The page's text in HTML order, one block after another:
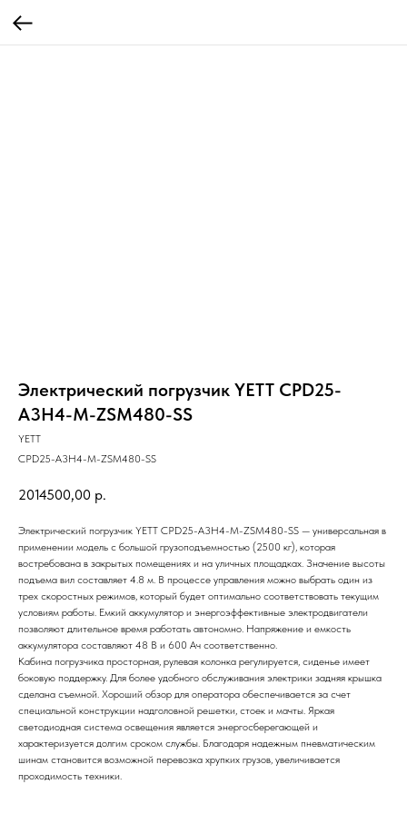
Электрический погрузчик YETT CPD25-
A3H4-M-ZSM480-SS
YETT
CPD25-A3H4-M-ZSM480-SS
2014500,00 р.
Электрический погрузчик YETT CPD25-A3H4-M-ZSM480-SS — универсальная в
применении модель с большой грузоподъемностью (2500 кг), которая
востребована в закрытых помещениях и на уличных площадках. Значение высоты
подъема вил составляет 4.8 м. В процессе управления можно выбрать один из
трех скоростных режимов, который будет оптимально соответствовать текущим
условиям работы. Емкий аккумулятор и энергоэффективные электродвигатели
позволяют длительное время работать автономно. Напряжение и емкость
аккумулятора составляют 48 B и 600 Ач соответственно.
Кабина погрузчика просторная, рулевая колонка регулируется, сиденье имеет
боковую поддержку. Для более удобного обслуживания электрики задняя крышка
сделана съемной. Хороший обзор для оператора обеспечивается за счет
специальной конструкции надголовной решетки, стоек и мачты. Яркая
светодиодная система освещения является энергосберегающей и
характеризуется долгим сроком службы. Благодаря надежным пневматическим
шинам становится возможной перевозка хрупких грузов, увеличивается
проходимость техники.